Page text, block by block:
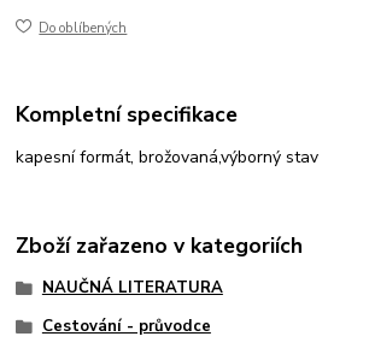
Do oblíbených
Kompletní specifikace
kapesní formát, brožovaná,výborný stav
Zboží zařazeno v kategoriích
NAUČNÁ LITERATURA
Cestování - průvodce